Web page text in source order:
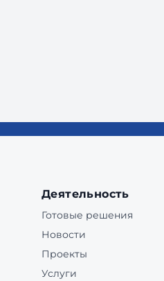
Деятельность
Готовые решения
Новости
Проекты
Услуги